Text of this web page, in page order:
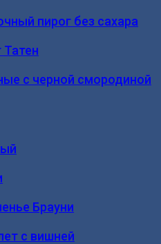
пирог без сахара
с черной смородиной
Брауни
с вишней